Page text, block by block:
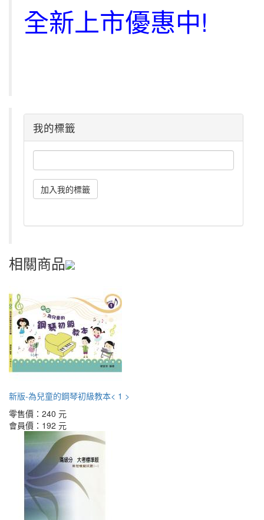
全新上市優惠中!
我的標籤
相關商品
新版-為兒童的鋼琴初級教本< 1 >
零售價： 240 元
會員價： 192 元